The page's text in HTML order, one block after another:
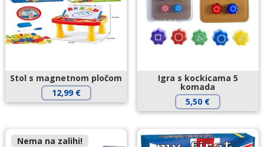
Stol s magnetnom pločom
12,99 €
Igra s kockicama 5
komada
5,50 €
Nema na zalihi!